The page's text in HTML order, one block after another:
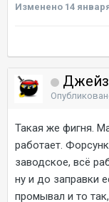
Изменено 14
Такая же фигня.
работает.
заводское, всё
ну и до заправки
промывал и то